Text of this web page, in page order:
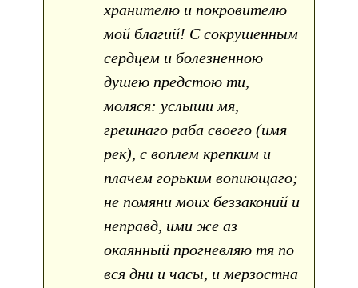
хранителю и покровителю
мой благий! С сокрушенным
сердцем и болезненною
душею предстою ти,
моляся: услыши мя,
грешнаго раба своего (имя
рек), с воплем крепким и
плачем горьким вопиющаго;
не помяни моих беззаконий и
неправд, ими же аз
окаянный прогневляю тя по
вся дни и часы, и мерзостна